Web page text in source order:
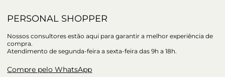
PERSONAL SHOPPER
Nossos consultores estão aqui para garantir a melhor experiência de
compra.
Atendimento de segunda-feira a sexta-feira das 9h a 18h.
Compre pelo WhatsApp